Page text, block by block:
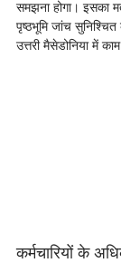
समझना होगा। इसका
पृष्ठभूमि जांच
उत्तरी मैसेडोनिया में
कर्मचारियों के